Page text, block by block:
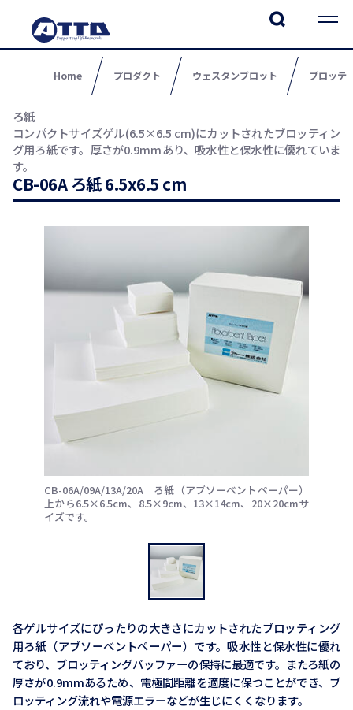
Home プロダクト ウェスタンブロット ブロッテ
ろ紙
コンパクトサイズゲル(6.5×6.5 cm)にカットされたブロッティン
グ用ろ紙です。厚さが0.9mmあり、吸水性と保水性に優れていま
す。
CB-06A ろ紙 6.5x6.5 cm
CB-06A/09A/13A/20A ろ紙（アブソーベントペーパー）
上から6.5×6.5cm、8.5×9cm、13×14cm、20×20cmサ
イズです。
各ゲルサイズにぴったりの大きさにカットされたブロッティング
用ろ紙（アブソーベントペーパー）です。吸水性と保水性に優れ
ており、ブロッティングバッファーの保持に最適です。またろ紙の
厚さが0.9mmあるため、電極間距離を適度に保つことができ、ブ
ロッティング流れや電源エラーなどが生じにくくなります。